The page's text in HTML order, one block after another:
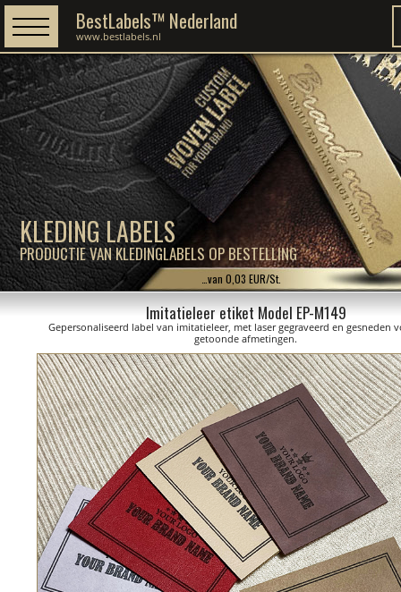
KLEDING LABELS
PRODUCTIE VAN KLEDINGLABELS OP BESTELLING
BestLabels™ Nederland
www.bestlabels.nl
…van 0,03 EUR/St.
Imitatieleer etiket Model EP-M149
Gepersonaliseerd label van imitatieleer, met laser gegraveerd en gesneden
getoonde afmetingen.